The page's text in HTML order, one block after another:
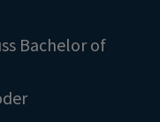
Bachelor of